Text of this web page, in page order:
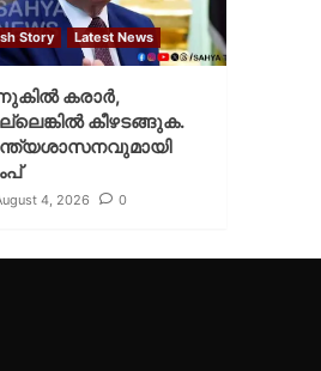
Story Latest News
കരാര്‍,
കീഴടങ്ങുക.
4, 2026 0